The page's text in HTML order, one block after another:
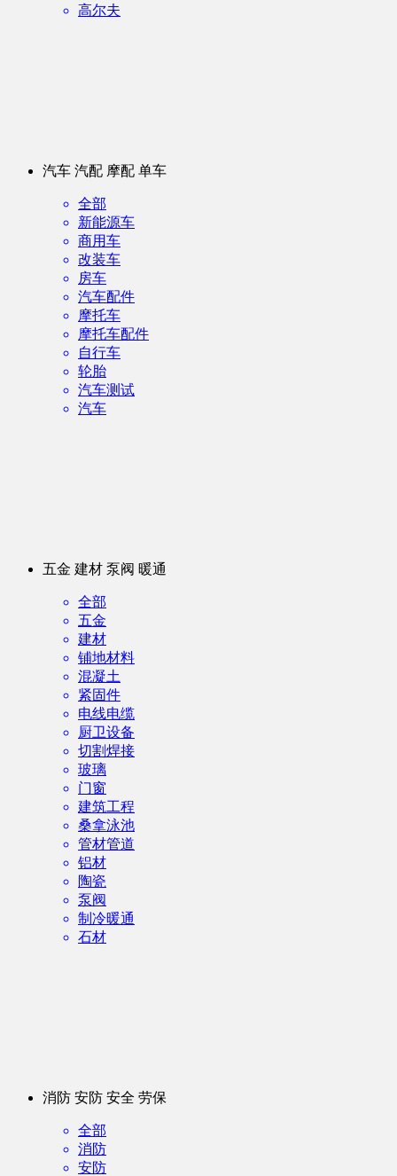
高尔夫
汽车 汽配 摩配 单车
全部
新能源车
商用车
改装车
房车
汽车配件
摩托车
摩托车配件
自行车
轮胎
汽车测试
汽车
五金 建材 泵阀 暖通
全部
五金
建材
铺地材料
混凝土
紧固件
电线电缆
厨卫设备
切割焊接
玻璃
门窗
建筑工程
桑拿泳池
管材管道
铝材
陶瓷
泵阀
制冷暖通
石材
消防 安防 安全 劳保
全部
消防
安防